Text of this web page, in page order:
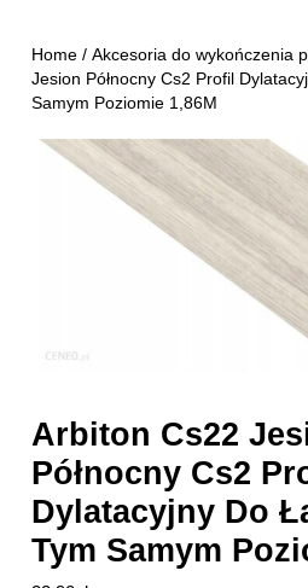
Cs2
Profil
Dylatacyjny
Łącznia
O
Tym
Samym
Home /Akcesoria do wykończenia
Jesion Północny Cs2 Profil
Samym Poziomie 1,86M
Arbiton Cs22
Północny Cs2
Dylatacyjny Do
Tym Samym